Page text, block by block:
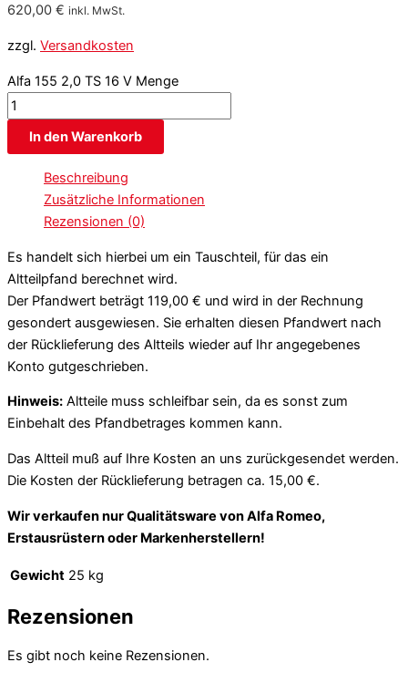
620,00 € inkl. MwSt.
zzgl. Versandkosten
Alfa 155 2,0 TS 16 V Menge
In den Warenkorb
Beschreibung
Zusätzliche Informationen
Rezensionen (0)
Es handelt sich hierbei um ein Tauschteil, für das ein
Altteilpfand berechnet wird.
Der Pfandwert beträgt 119,00 € und wird in der Rechnung
gesondert ausgewiesen. Sie erhalten diesen Pfandwert nach
der Rücklieferung des Altteils wieder auf Ihr angegebenes
Konto gutgeschrieben.
Hinweis: Altteile muss schleifbar sein, da es sonst zum
Einbehalt des Pfandbetrages kommen kann.
Das Altteil muß auf Ihre Kosten an uns zurückgesendet werden.
Die Kosten der Rücklieferung betragen ca. 15,00 €.
Wir verkaufen nur Qualitätsware von Alfa Romeo,
Erstausrüstern oder Markenherstellern!
Gewicht 25 kg
Rezensionen
Es gibt noch keine Rezensionen.